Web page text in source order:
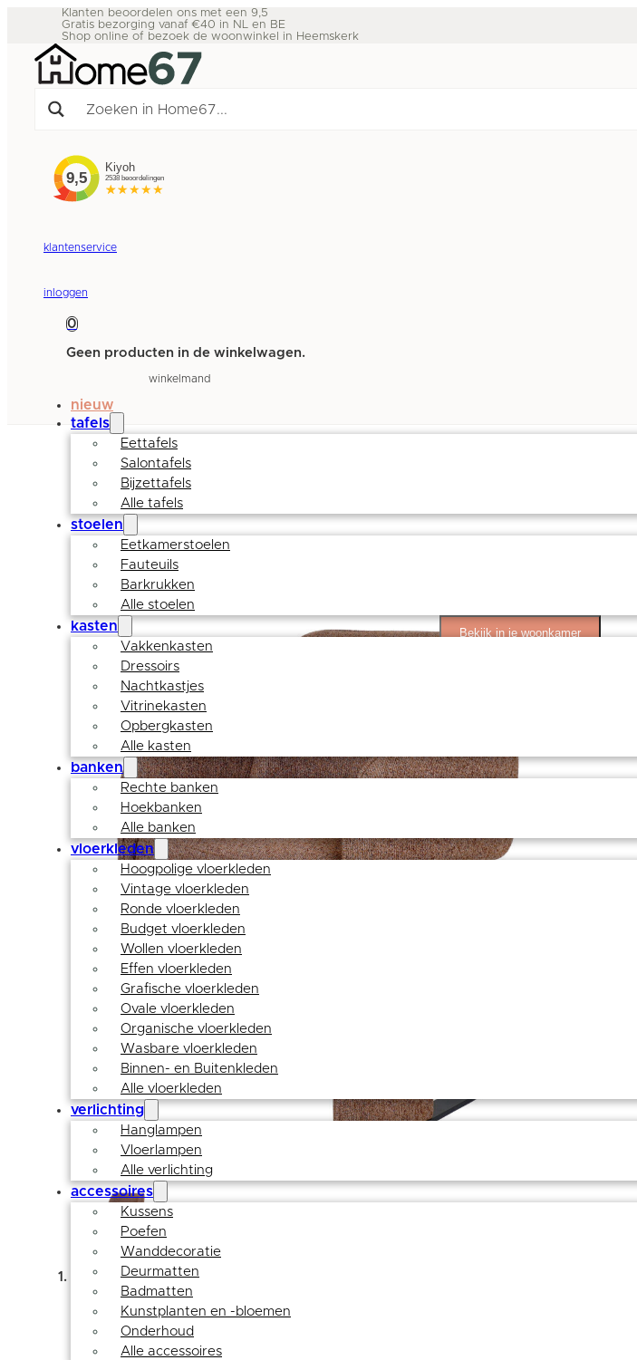
Klanten beoordelen ons met een 9,5
Gratis bezorging vanaf €40 in NL en BE
Shop online of bezoek de woonwinkel in Heemskerk
klantenservice
inloggen
0
Geen producten in de winkelwagen.
winkelmand
nieuw
tafels
Eettafels
Salontafels
Bijzettafels
Alle tafels
stoelen
Eetkamerstoelen
Fauteuils
Barkrukken
Alle stoelen
kasten
Vakkenkasten
Dressoirs
Nachtkastjes
Vitrinekasten
Opbergkasten
Alle kasten
banken
Rechte banken
Hoekbanken
Alle banken
vloerkleden
Hoogpolige vloerkleden
Vintage vloerkleden
Ronde vloerkleden
Budget vloerkleden
Wollen vloerkleden
Effen vloerkleden
Grafische vloerkleden
Ovale vloerkleden
Organische vloerkleden
Wasbare vloerkleden
Binnen- en Buitenkleden
Alle vloerkleden
verlichting
Hanglampen
Vloerlampen
Alle verlichting
accessoires
Kussens
Poefen
Wanddecoratie
Deurmatten
Badmatten
Kunstplanten en -bloemen
Onderhoud
Alle accessoires
Bekijk in je woonkamer